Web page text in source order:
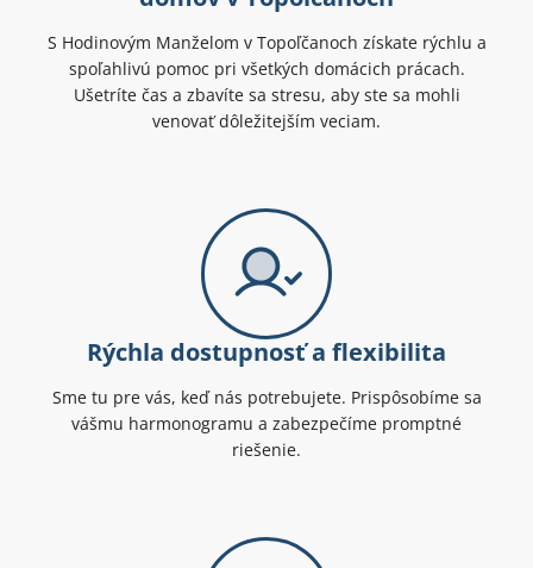
S Hodinovým Manželom v Topoľčanoch získate rýchlu a
spoľahlivú pomoc pri všetkých domácich prácach.
Ušetríte čas a zbavíte sa stresu, aby ste sa mohli
venovať dôležitejším veciam.
Rýchla dostupnosť a flexibilita
Sme tu pre vás, keď nás potrebujete. Prispôsobíme sa
vášmu harmonogramu a zabezpečíme promptné
riešenie.